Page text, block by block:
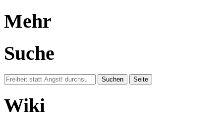
Mehr
Suche
Wiki